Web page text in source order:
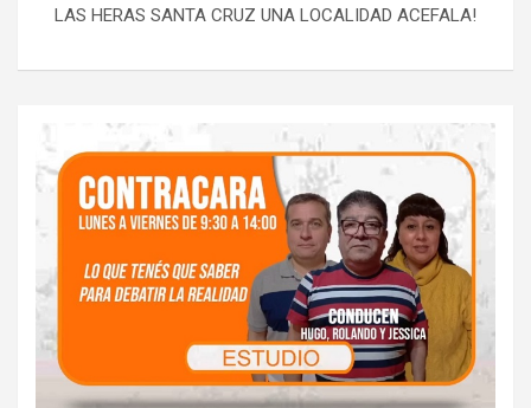
LAS HERAS SANTA CRUZ UNA LOCALIDAD ACEFALA!